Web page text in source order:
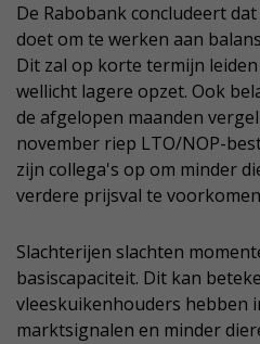
De Rabobank concludeert
doet om te werken aan
Dit zal op korte termijn
wellicht lagere opzet. Ook
de afgelopen maanden
november riep LTO/NOP-
zijn collega's op om minder
verdere prijsval te
Slachterijen slachten
basiscapaciteit. Dit kan
vleeskuikenhouders hebben
marktsignalen en minder